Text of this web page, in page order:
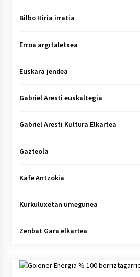
Bilbo Hiria irratia
Erroa argitaletxea
Euskara jendea
Gabriel Aresti euskaltegia
Gabriel Aresti Kultura Elkartea
Gazteola
Kafe Antzokia
Kurkuluxetan umegunea
Zenbat Gara elkartea